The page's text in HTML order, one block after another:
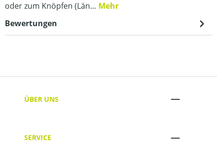
oder zum Knöpfen (Län… Mehr
Bewertungen
ÜBER UNS
SERVICE